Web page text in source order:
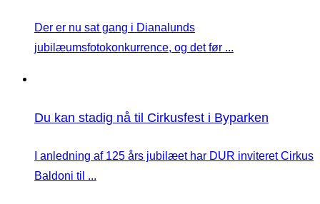
Der er nu sat gang i Dianalunds
jubilæumsfotokonkurrence, og det før ...
Du kan stadig nå til Cirkusfest i Byparken
I anledning af 125 års jubilæet har DUR inviteret Cirkus
Baldoni til ...